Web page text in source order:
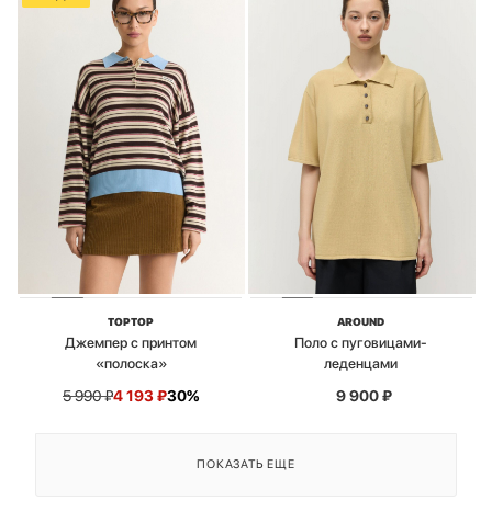
TOPTOP
Джемпер с принтом
«полоска»
5 990₽4 193₽30%
AROUND
Поло с пуговицами-
леденцами
9 900₽
ПОКАЗАТЬ ЕЩЕ